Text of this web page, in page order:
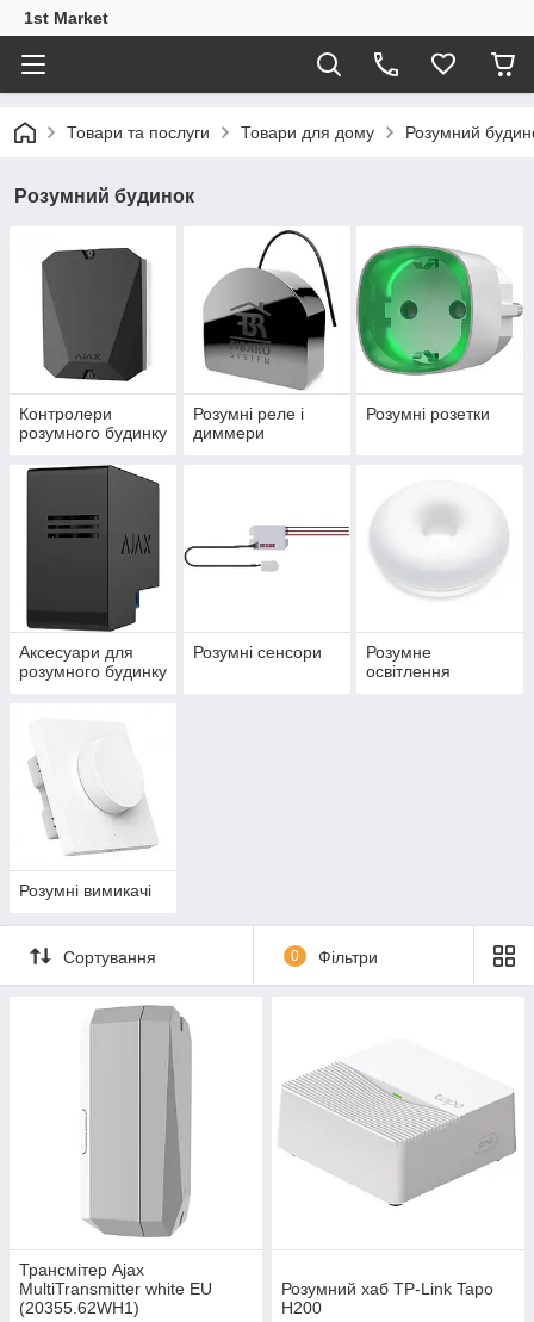
1st Market
Товари та послуги Товари для дому Розумний
Розумний будинок
Контролери
розумного будинку
Розумні реле і
диммери
Розумні розетки
Аксесуари для
розумного будинку
Розумні сенсори
Розумне
освітлення
Розумні вимикачі
Сортування 0 Фільтри
Трансмітер Ajax
MultiTransmitter white EU
(20355.62WH1)
Розумний хаб TP-Link Tapo
H200